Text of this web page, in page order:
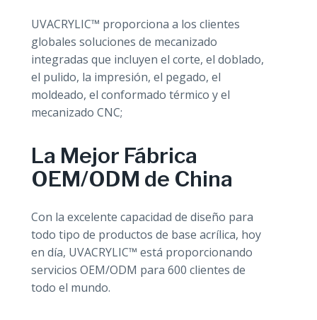
UVACRYLIC™ proporciona a los clientes
globales soluciones de mecanizado
integradas que incluyen el corte, el doblado,
el pulido, la impresión, el pegado, el
moldeado, el conformado térmico y el
mecanizado CNC;
La Mejor Fábrica
OEM/ODM de China
Con la excelente capacidad de diseño para
todo tipo de productos de base acrílica, hoy
en día, UVACRYLIC™ está proporcionando
servicios OEM/ODM para 600 clientes de
todo el mundo.